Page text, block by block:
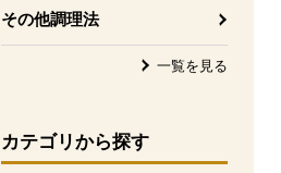
その他調理法
一覧を見る
カテゴリから探す